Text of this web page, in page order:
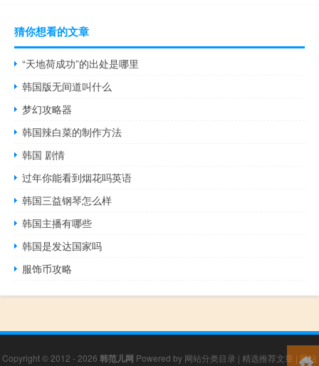
猜你想看的文章
“天地荷成功”的出处是哪里
韩国版无间道叫什么
梦幻攻略器
韩国辣白菜的制作方法
韩国 剧情
过年你能看到烟花吗英语
韩国三益钢琴怎么样
韩国主播有哪些
韩国是发达国家吗
服饰币攻略
Copyright © 2012 - 2026 韩范儿网 Powered by 网站分类目录 | 精选推荐文章 | 网站